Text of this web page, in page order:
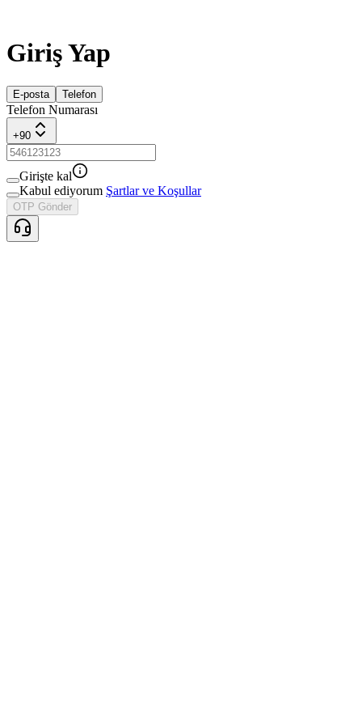
Giriş Yap
E-posta Telefon
Telefon Numarası
+90
Girişte kal
Kabul ediyorum Şartlar ve Koşullar
OTP Gönder